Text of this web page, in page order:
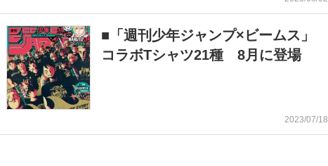
■「週刊少年ジャンプ×ビームス」
コラボTシャツ21種 8月に登場
2023/07/18